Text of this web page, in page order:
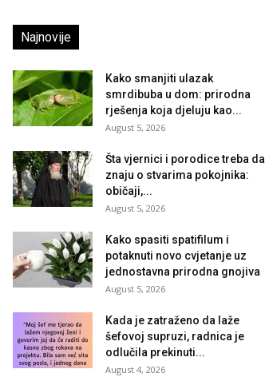
Najnovije
Kako smanjiti ulazak
smrdibuba u dom: prirodna
rješenja koja djeluju kao...
August 5, 2026
Šta vjernici i porodice treba da
znaju o stvarima pokojnika:
običaji,...
August 5, 2026
Kako spasiti spatifilum i
potaknuti novo cvjetanje uz
jednostavna prirodna gnojiva
August 5, 2026
Kada je zatraženo da laže
šefovoj supruzi, radnica je
odlučila prekinuti...
August 4, 2026